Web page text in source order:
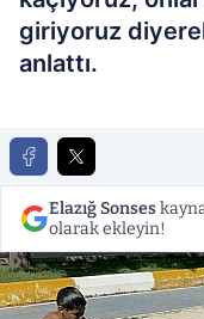
giriyoruz
anlattı.
Elazığ Sonses
olarak ekleyin!